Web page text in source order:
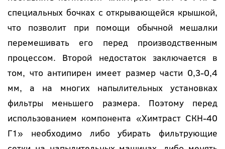
специальных бочках с открывающейся крышкой,
что позволит при помощи обычной мешалки
перемешивать его перед производственным
процессом. Второй недостаток заключается в
том, что антипирен имеет размер части 0,3-0,4
мм, а на многих напылительных установках
фильтры меньшего размера. Поэтому перед
использованием компонента «Химтраст СКН-40
Г1» необходимо либо убирать фильтрующие